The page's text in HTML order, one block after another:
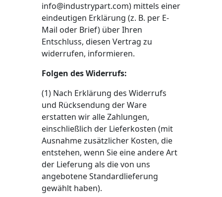
info@industrypart.com) mittels einer
eindeutigen Erklärung (z. B. per E-
Mail oder Brief) über Ihren
Entschluss, diesen Vertrag zu
widerrufen, informieren.
Folgen des Widerrufs:
(1) Nach Erklärung des Widerrufs
und Rücksendung der Ware
erstatten wir alle Zahlungen,
einschließlich der Lieferkosten (mit
Ausnahme zusätzlicher Kosten, die
entstehen, wenn Sie eine andere Art
der Lieferung als die von uns
angebotene Standardlieferung
gewählt haben).